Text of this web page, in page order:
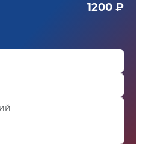
1200 ₽